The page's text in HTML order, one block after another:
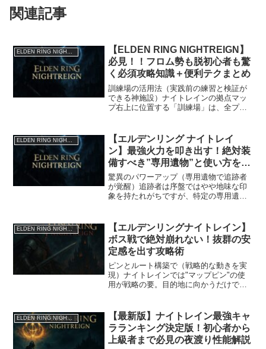
関連記事
【ELDEN RING NIGHTREIGN】
必見！！フロム勢も脱初心者も驚
く必須攻略知識＋便利テクまとめ
訓練場の活用法（実践前の練習と検証が
できる神施設）ナイトレインの拠点マッ
プ右上に位置する「訓練場」は、全プレ
物の試し打ちが可能で、しかもアーツや
スキルの制限を解除する設...
【エルデンリング ナイトレイ
ン】最強火力を叩き出す！絶対装
備すべき”専用遺物”と使い方を徹
底解説！【追跡者ビルド】
驚異のパワーアップ（専用遺物で追跡者
が覚醒）追跡者は序盤ではやや地味な印
象を持たれがちですが、特定の専用遺物
ツ強化」と「アビリティ強化」の2種類の
遺物は必携です。このビ...
ELDEN RING NIGHTREIGN
【エルデンリングナイトレイン】
ボス戦で絶対崩れない！抜群の安
定感を出す攻略術
ピンとルート構築で（戦略的な動きを実
現）ナイトレインでは"マップピン"の使
用が戦略の要。目的地に向かうだけでな
打つことで「この順に進む」という意思
を伝えることができ...
ELDEN RING NIGHTREIGN
【最新版】ナイトレイン最強キャ
ラランキング決定版！初心者から
上級者まで必見の夜渡り性能解説